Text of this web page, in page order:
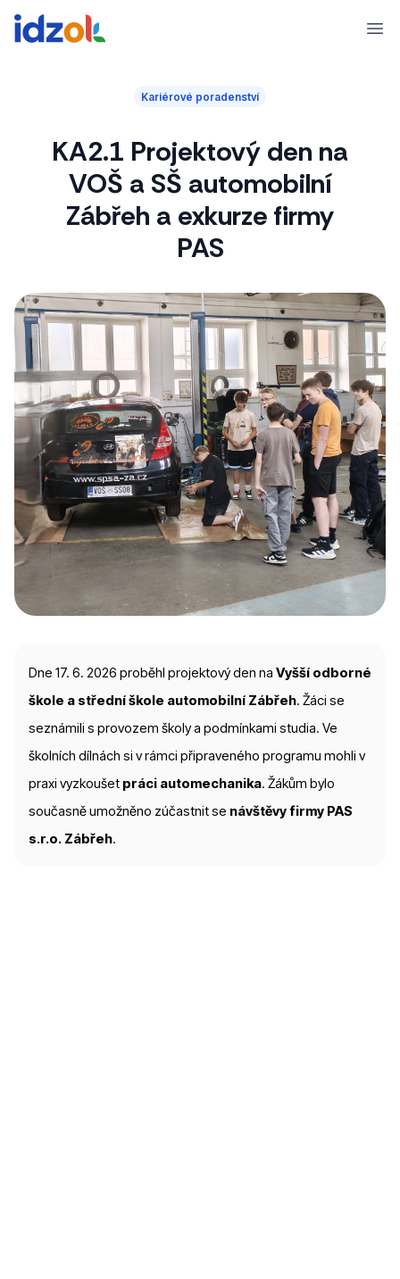
Kariérové poradenství
KA2.1 Projektový den na
VOŠ a SŠ automobilní
Zábřeh a exkurze firmy
PAS
Dne 17. 6. 2026 proběhl projektový den na Vyšší odborné
škole a střední škole automobilní Zábřeh. Žáci se
seznámili s provozem školy a podmínkami studia. Ve
školních dílnách si v rámci připraveného programu mohli v
praxi vyzkoušet práci automechanika. Žákům bylo
současně umožněno zúčastnit se návštěvy firmy PAS
s.r.o. Zábřeh.